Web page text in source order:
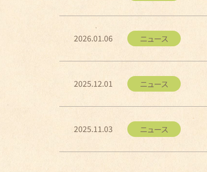
2026.01.06 ニュース
2025.12.01 ニュース
2025.11.03 ニュース